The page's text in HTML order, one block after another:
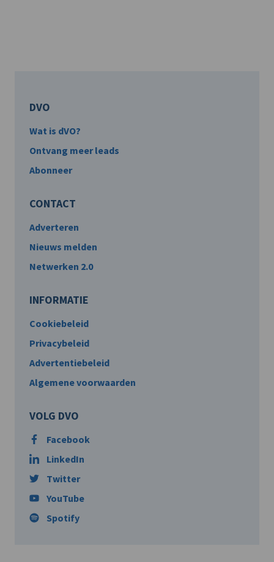
DVO
Wat is dVO?
Ontvang meer leads
Abonneer
CONTACT
Adverteren
Nieuws melden
Netwerken 2.0
INFORMATIE
Cookiebeleid
Privacybeleid
Advertentiebeleid
Algemene voorwaarden
VOLG DVO
Facebook
LinkedIn
Twitter
YouTube
Spotify